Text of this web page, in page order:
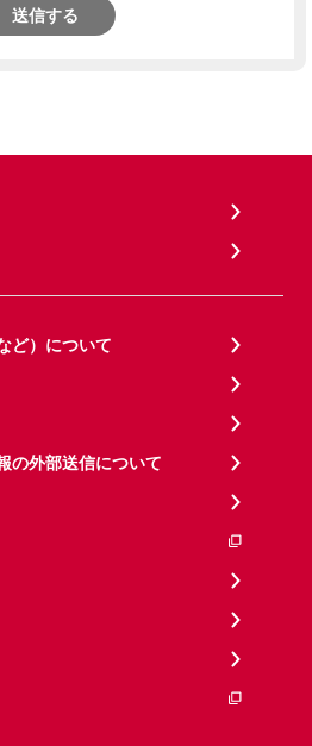
送信する
ど）について
の外部送信について